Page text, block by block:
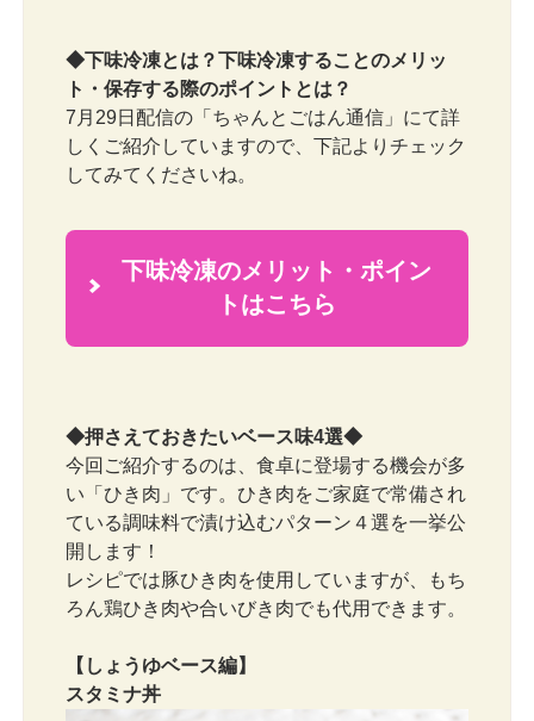
◆下味冷凍とは？下味冷凍することのメリッ
ト・保存する際のポイントとは？
7月29日配信の「ちゃんとごはん通信」にて詳
しくご紹介していますので、下記よりチェック
してみてくださいね。
2
下味冷凍のメリット・ポイン
トはこちら
◆押さえておきたいベース味4選◆
今回ご紹介するのは、食卓に登場する機会が多
い「ひき肉」です。ひき肉をご家庭で常備され
ている調味料で漬け込むパターン４選を一挙公
開します！
レシピでは豚ひき肉を使用していますが、もち
ろん鶏ひき肉や合いびき肉でも代用できます。
【しょうゆベース編】
スタミナ丼